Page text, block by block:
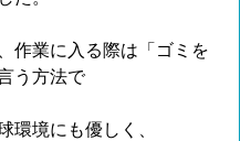
作業に入る際は「ゴミを
う方法で
環境にも優しく、